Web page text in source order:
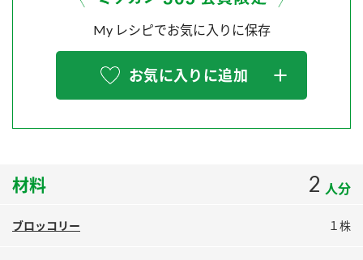
Fibee
スペシャルサイト
お酢を知ろう！
すしラボ
ぽん酢サワー
鍋奉行マニュアル
ミツカンのCM
各部門が大切にしていること
販売終了製品のご案内
よくあるご質問
地図から取り扱い店舗を探す
My レシピでお気に入りに保存
お気に入りに追加
材料 2 人分
ブロッコリー １株